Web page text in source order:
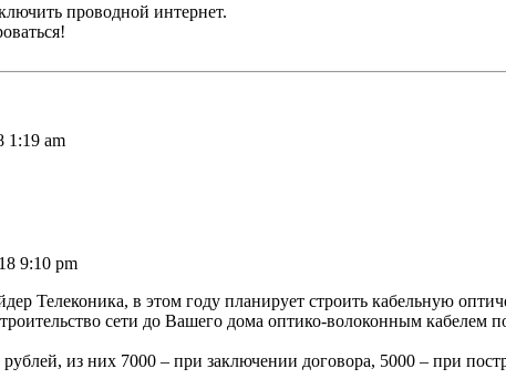
проводной интернет.
1:19 am
9:10 pm
Телеконика, в этом году планирует строить кабельную
сети до Вашего дома оптико-волоконным кабелем
из них 7000 – при заключении договора, 5000 – при